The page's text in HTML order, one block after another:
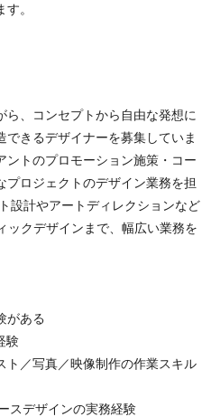
。
、コンセプトから自由な発想に
できるデザイナーを募集していま
ントのプロモーション施策・コー
プロジェクトのデザイン業務を担
設計やアートディレクションなど
ックデザインまで、幅広い業務を
がある
験
ト／写真／映像制作の作業スキル
スデザインの実務経験